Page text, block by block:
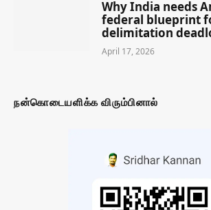
Why India needs
federal blueprint
delimitation
April 17, 2026
நன்கொடையளிக்க விரும்பினால்